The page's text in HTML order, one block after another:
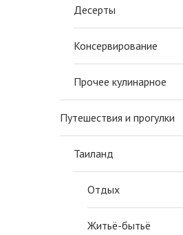
Десерты
Консервирование
Прочее кулинарное
Путешествия и прогулки
Таиланд
Отдых
Житьё-бытьё